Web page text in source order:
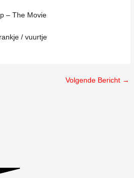
The Movie
/ vuurtje
Volgende Bericht →